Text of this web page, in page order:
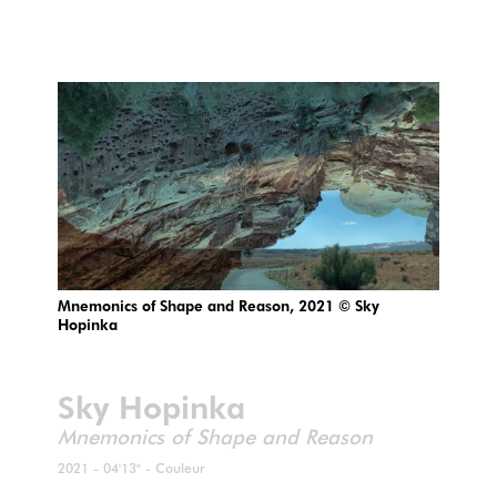
Mnemonics of Shape and Reason, 2021 © Sky
Hopinka
Sky Hopinka
Mnemonics of Shape and Reason
2021 - 04'13" - Couleur